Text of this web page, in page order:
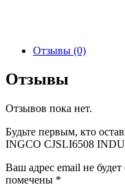
Отзывы (0)
Отзывы
Отзывов пока нет.
Будьте первым, кто
INGCO CJSLI6508
Ваш адрес email не
помечены *